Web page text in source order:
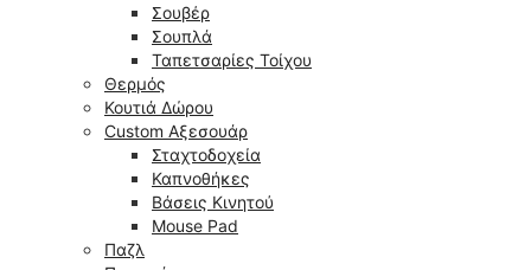
Σουβέρ
Σουπλά
Ταπετσαρίες Τοίχου
Θερμός
Κουτιά Δώρου
Custom Αξεσουάρ
Σταχτοδοχεία
Καπνοθήκες
Βάσεις Κινητού
Mouse Pad
Παζλ